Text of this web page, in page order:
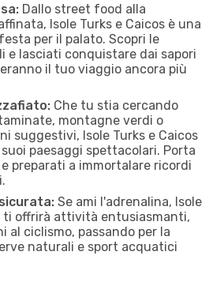
Dallo street food alla
Isole Turks e Caicos è una
per il palato. Scopri le
e lasciati conquistare dai sapori
il tuo viaggio ancora più
Che tu stia cercando
montagne verdi o
suggestivi, Isole Turks e Caicos
paesaggi spettacolari. Porta
preparati a immortalare ricordi
Se ami l'adrenalina, Isole
ti offrirà attività entusiasmanti,
al ciclismo, passando per la
naturali e sport acquatici